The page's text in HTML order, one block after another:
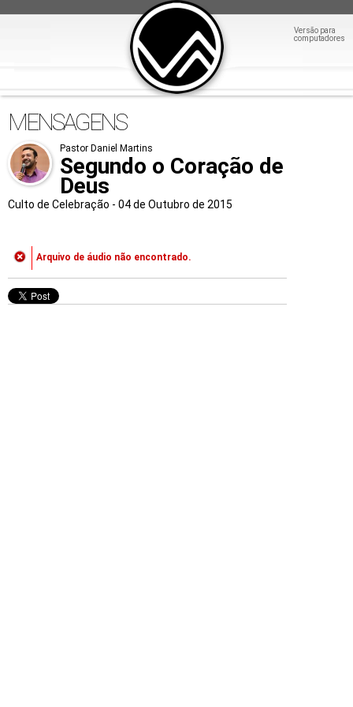
Versão para
computadores
MENSAGENS
Pastor Daniel Martins
Segundo o Coração de
Deus
Culto de Celebração - 04 de Outubro de 2015
Arquivo de áudio não encontrado.